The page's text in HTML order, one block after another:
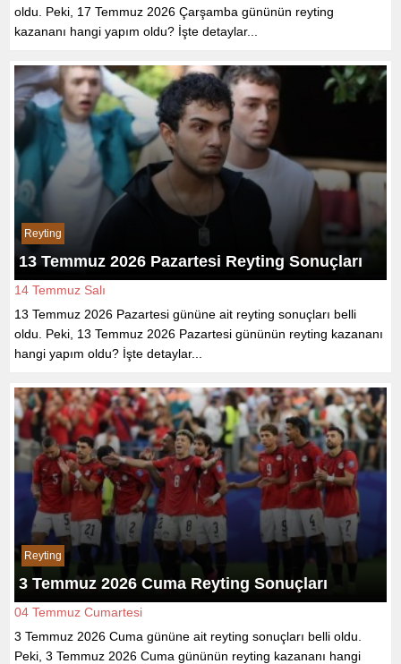
oldu. Peki, 17 Temmuz 2026 Çarşamba gününün reyting
kazananı hangi yapım oldu? İşte detaylar...
Reyting
13 Temmuz 2026 Pazartesi Reyting Sonuçları
14 Temmuz Salı
13 Temmuz 2026 Pazartesi gününe ait reyting sonuçları belli
oldu. Peki, 13 Temmuz 2026 Pazartesi gününün reyting kazananı
hangi yapım oldu? İşte detaylar...
Reyting
3 Temmuz 2026 Cuma Reyting Sonuçları
04 Temmuz Cumartesi
3 Temmuz 2026 Cuma gününe ait reyting sonuçları belli oldu.
Peki, 3 Temmuz 2026 Cuma gününün reyting kazananı hangi